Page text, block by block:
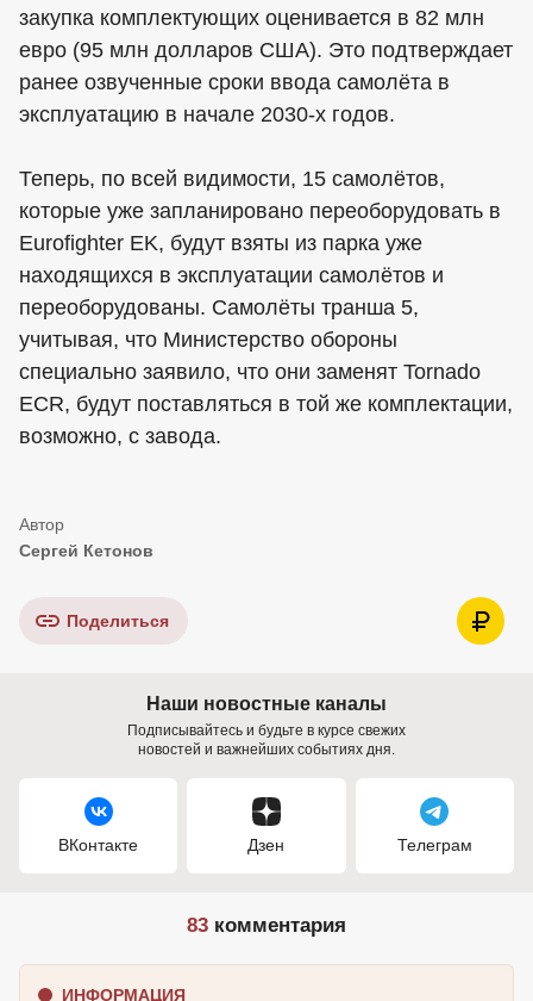
закупка комплектующих оценивается в 82 млн
евро (95 млн долларов США). Это подтверждает
ранее озвученные сроки ввода самолёта в
эксплуатацию в начале 2030-х годов.
Теперь, по всей видимости, 15 самолётов,
которые уже запланировано переоборудовать в
Eurofighter EK, будут взяты из парка уже
находящихся в эксплуатации самолётов и
переоборудованы. Самолёты транша 5,
учитывая, что Министерство обороны
специально заявило, что они заменят Tornado
ECR, будут поставляться в той же комплектации,
возможно, с завода.
Сергей Кетонов
Поделиться
Наши новостные каналы
Подписывайтесь и будьте в курсе свежих
новостей и важнейших событиях дня.
ВКонтакте Дзен Телеграм
83 комментария
ИНФОРМАЦИЯ